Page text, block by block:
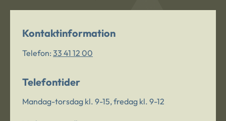
Kontaktinformation
Telefon: 33 41 12 00
Telefontider
Mandag-torsdag kl. 9-15, fredag kl. 9-12